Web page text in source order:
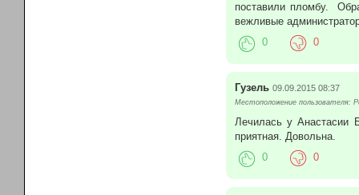
поставили пломбу.
вежливые
0
0
Гузель 09.09.2015 08:37
Местоположение пользователя:
Лечилась у Анастасии
приятная. Довольна.
0
0